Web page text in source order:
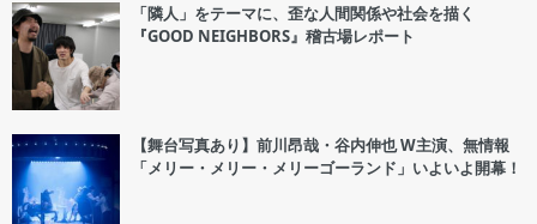
「隣人」をテーマに、歪な人間関係や社会を描く
『GOOD NEIGHBORS』稽古場レポート
【舞台写真あり】前川昂哉・谷内伸也 W主演、無情報
「メリー・メリー・メリーゴーランド」いよいよ開幕！